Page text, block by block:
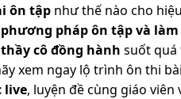
ôn tập như thế nào cho
phương pháp ôn tập và
thầy cô đồng hành suốt quá
xem ngay lộ trình ôn thi
live, luyện đề cùng giáo viên